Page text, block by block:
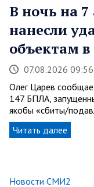
В ночь на
нанесли
объектам
07.08.2026 09:56
Олег Царев
147 БПЛА,
якобы «сбиты/
Читать далее
Новости СМИ2